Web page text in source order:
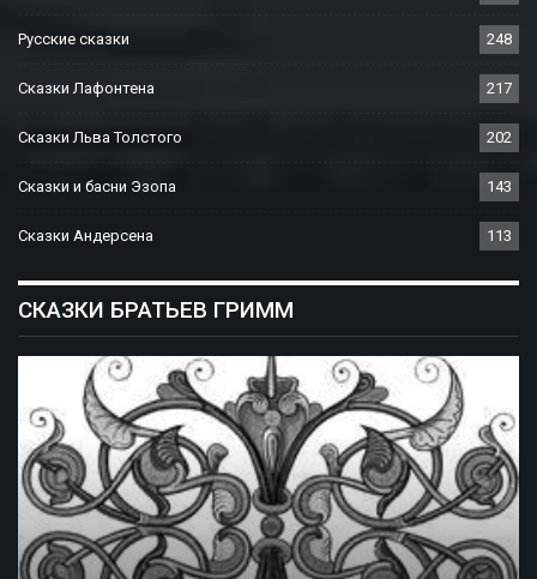
Русские сказки 248
Сказки Лафонтена 217
Сказки Льва Толстого 202
Сказки и басни Эзопа 143
Сказки Андерсена 113
СКАЗКИ БРАТЬЕВ ГРИММ